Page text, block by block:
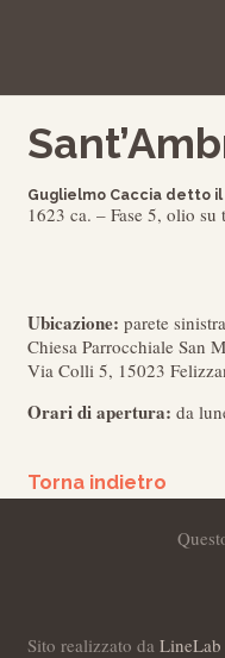
Guglielmo Caccia detto il
1623 ca. – Fase 5, olio
Ubicazione: parete
Chiesa Parrocchiale San
Via Colli 5, 15023
Orari di apertura: da
Torna indietro
Sito realizzato da LineLab